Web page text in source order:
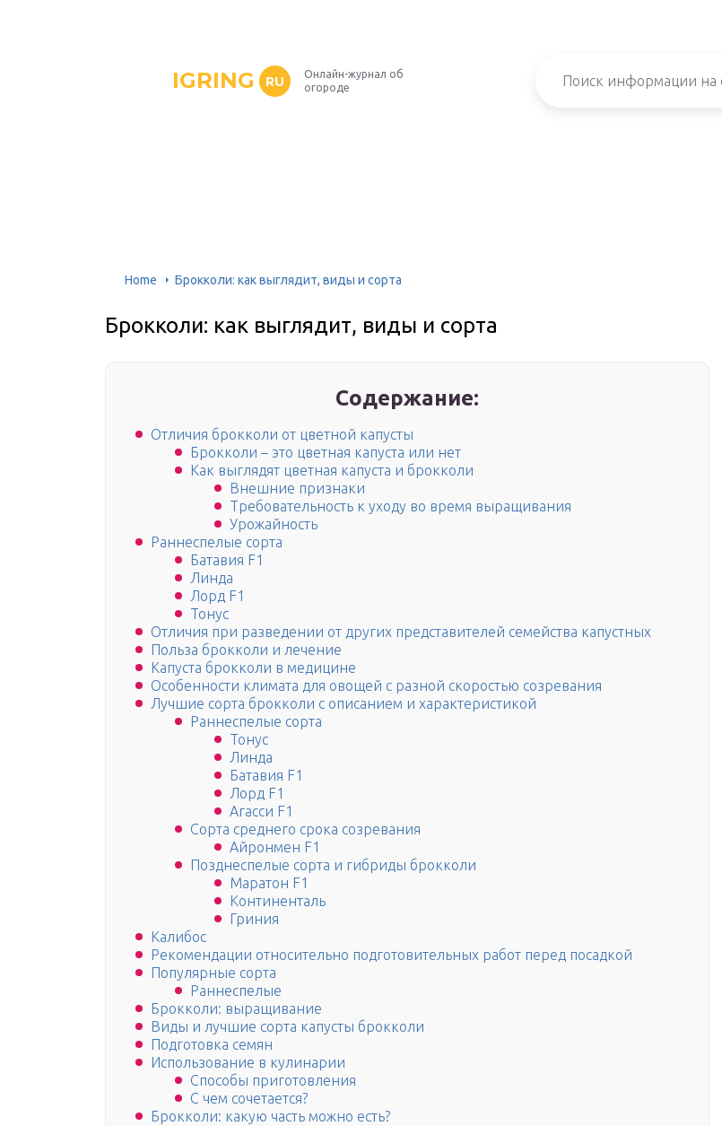
IGRING RU
Онлайн-журнал об
огороде
Home Брокколи: как выглядит, виды и сорта
Брокколи: как выглядит, виды и сорта
Содержание:
Отличия брокколи от цветной капусты
Брокколи – это цветная капуста или нет
Как выглядят цветная капуста и брокколи
Внешние признаки
Требовательность к уходу во время выращивания
Урожайность
Раннеспелые сорта
Батавия F1
Линда
Лорд F1
Тонус
Отличия при разведении от других представителей семейства капустных
Польза брокколи и лечение
Капуста брокколи в медицине
Особенности климата для овощей с разной скоростью созревания
Лучшие сорта брокколи с описанием и характеристикой
Раннеспелые сорта
Тонус
Линда
Батавия F1
Лорд F1
Агасси F1
Сорта среднего срока созревания
Айронмен F1
Позднеспелые сорта и гибриды брокколи
Маратон F1
Континенталь
Гриния
Калибос
Рекомендации относительно подготовительных работ перед посадкой
Популярные сорта
Раннеспелые
Брокколи: выращивание
Виды и лучшие сорта капусты брокколи
Подготовка семян
Использование в кулинарии
Способы приготовления
С чем сочетается?
Брокколи: какую часть можно есть?